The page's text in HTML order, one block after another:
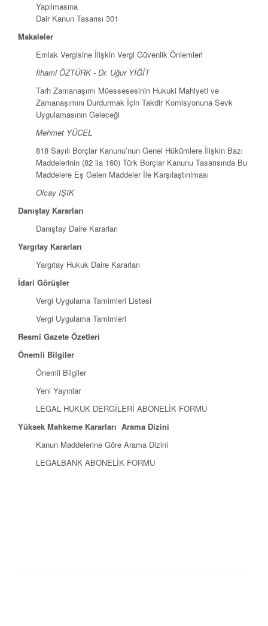
Yapılmasına
Dair Kanun Tasarısı 301
Makaleler
Emlak Vergisine İlişkin Vergi Güvenlik Önlemleri
İlhami ÖZTÜRK - Dr. Uğur YİĞİT
Tarh Zamanaşımı Müessesesinin Hukuki Mahiyeti ve
Zamanaşımını Durdurmak İçin Takdir Komisyonuna Sevk
Uygulamasının Geleceği
Mehmet YÜCEL
818 Sayılı Borçlar Kanunu’nun Genel Hükümlere İlişkin Bazı
Maddelerinin (82 ila 160) Türk Borçlar Kanunu Tasarısında Bu
Maddelere Eş Gelen Maddeler İle Karşılaştırılması
Olcay IŞIK
Danıştay Kararları
Danıştay Daire Kararları
Yargıtay Kararları
Yargıtay Hukuk Daire Kararları
İdari Görüşler
Vergi Uygulama Tamimleri Listesi
Vergi Uygulama Tamimleri
Resmî Gazete Özetleri
Önemli Bilgiler
Önemli Bilgiler
Yeni Yayınlar
LEGAL HUKUK DERGİLERİ ABONELİK FORMU
Yüksek Mahkeme Kararları Arama Dizini
Kanun Maddelerine Göre Arama Dizini
LEGALBANK ABONELİK FORMU